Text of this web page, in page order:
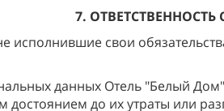
7. ОТВЕТСТВЕННОСТЬ
свои
данных Отель "Белый Дом"
до их утраты или